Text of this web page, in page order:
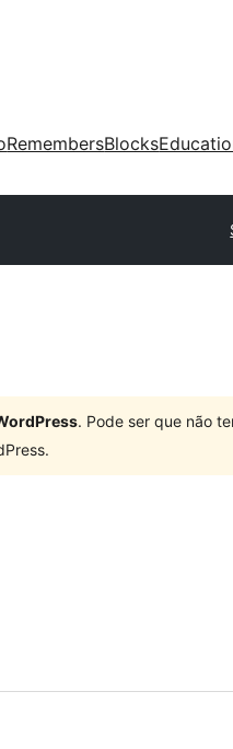
RemembersBlocks
. Pode ser que não